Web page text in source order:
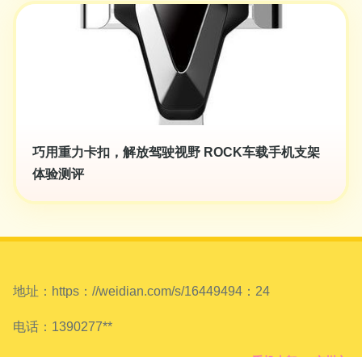
巧用重力卡扣，解放驾驶视野 ROCK车载手机支架
体验测评
地址：https：//weidian.com/s/16449494：24
电话：1390277**